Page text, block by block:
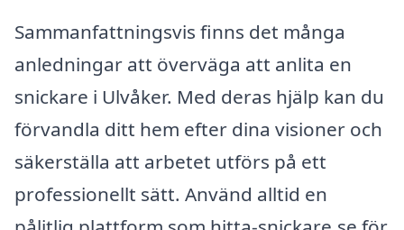
Sammanfattningsvis finns det många
anledningar att överväga att anlita en
snickare i Ulvåker. Med deras hjälp kan du
förvandla ditt hem efter dina visioner och
säkerställa att arbetet utförs på ett
professionellt sätt. Använd alltid en